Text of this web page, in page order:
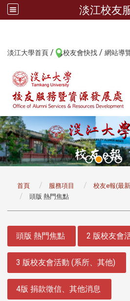
淡江校友
淡江大學首頁 / 校友會快找 / 網站導
首頁 服務項目
校友e報(最
頭版 熱門焦點
頭版 熱門焦點 2 版校友會
3 版校友會活動 (系所、其他)
4版 捐款徵信、其他消息